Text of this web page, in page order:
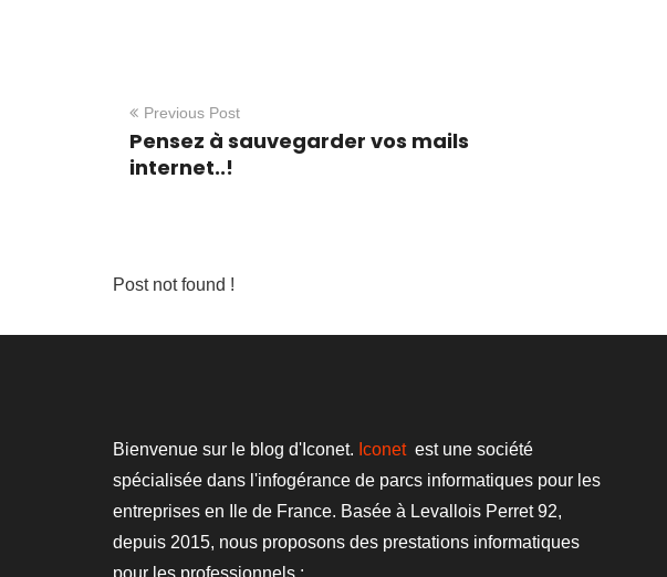
Previous Post
Pensez à sauvegarder vos mails
internet..!
Post not found !
Bienvenue sur le blog d'Iconet. Iconet est une société
spécialisée dans l'infogérance de parcs informatiques pour les
entreprises en Ile de France. Basée à Levallois Perret 92,
depuis 2015, nous proposons des prestations informatiques
pour les professionnels :